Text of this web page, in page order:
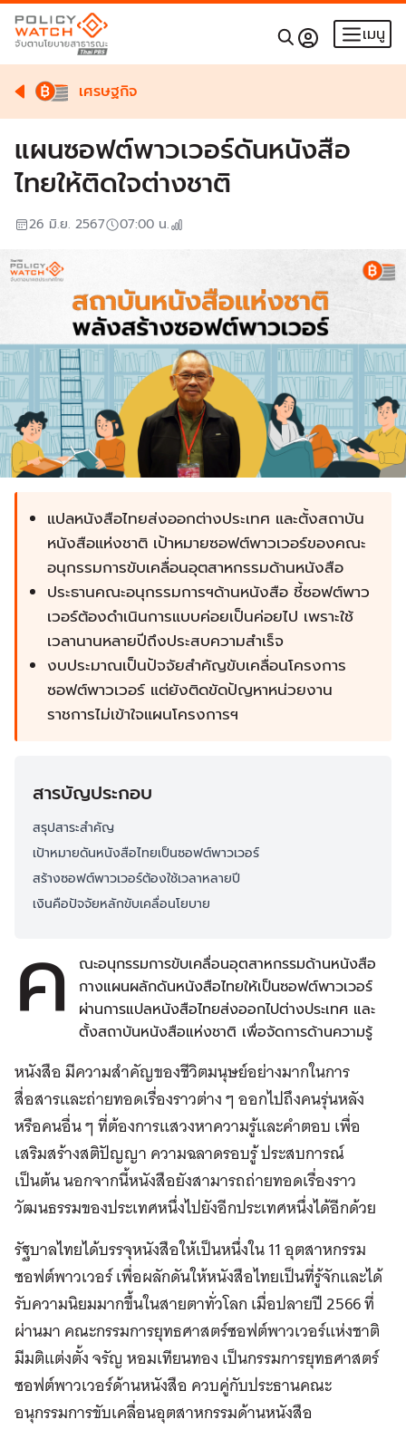
เมนู
เศรษฐกิจ
แผนซอฟต์พาวเวอร์ดันหนังสือ
ไทยให้ติดใจต่างชาติ
26 มิ.ย. 2567 07:00 น.
แปลหนังสือไทยส่งออกต่างประเทศ และตั้งสถาบัน
หนังสือแห่งชาติ เป้าหมายซอฟต์พาวเวอร์ของคณะ
อนุกรรมการขับเคลื่อนอุตสาหกรรมด้านหนังสือ
ประธานคณะอนุกรรมการฯด้านหนังสือ ชี้ซอฟต์พาว
เวอร์ต้องดำเนินการแบบค่อยเป็นค่อยไป เพราะใช้
เวลานานหลายปีถึงประสบความสำเร็จ
งบประมาณเป็นปัจจัยสำคัญขับเคลื่อนโครงการ
ซอฟต์พาวเวอร์ แต่ยังติดขัดปัญหาหน่วยงาน
ราชการไม่เข้าใจแผนโครงการฯ
สารบัญประกอบ
สรุปสาระสำคัญ
เป้าหมายดันหนังสือไทยเป็นซอฟต์พาวเวอร์
สร้างซอฟต์พาวเวอร์ต้องใช้เวลาหลายปี
เงินคือปัจจัยหลักขับเคลื่อนโยบาย
ค
ณะอนุกรรมการขับเคลื่อนอุตสาหกรรมด้านหนังสือ
กางแผนผลักดันหนังสือไทยให้เป็นซอฟต์พาวเวอร์
ผ่านการแปลหนังสือไทยส่งออกไปต่างประเทศ และ
ตั้งสถาบันหนังสือแห่งชาติ เพื่อจัดการด้านความรู้
หนังสือ มีความสำคัญของชีวิตมนุษย์อย่างมากในการ
สื่อสารและถ่ายทอดเรื่องราวต่าง ๆ ออกไปถึงคนรุ่นหลัง
หรือคนอื่น ๆ ที่ต้องการแสวงหาความรู้และคำตอบ เพื่อ
เสริมสร้างสติปัญญา ความฉลาดรอบรู้ ประสบการณ์
เป็นต้น นอกจากนี้หนังสือยังสามารถถ่ายทอดเรื่องราว
วัฒนธรรมของประเทศหนึ่งไปยังอีกประเทศหนึ่งได้อีกด้วย
รัฐบาลไทยได้บรรจุหนังสือให้เป็นหนึ่งใน 11 อุตสาหกรรม
ซอฟต์พาวเวอร์ เพื่อผลักดันให้หนังสือไทยเป็นที่รู้จักและได้
รับความนิยมมากขึ้นในสายตาทั่วโลก เมื่อปลายปี 2566 ที่
ผ่านมา คณะกรรมการยุทธศาสตร์ซอฟต์พาวเวอร์แห่งชาติ
มีมติแต่งตั้ง จรัญ หอมเทียนทอง เป็นกรรมการยุทธศาสตร์
ซอฟต์พาวเวอร์ด้านหนังสือ ควบคู่กับประธานคณะ
อนุกรรมการขับเคลื่อนอุตสาหกรรมด้านหนังสือ